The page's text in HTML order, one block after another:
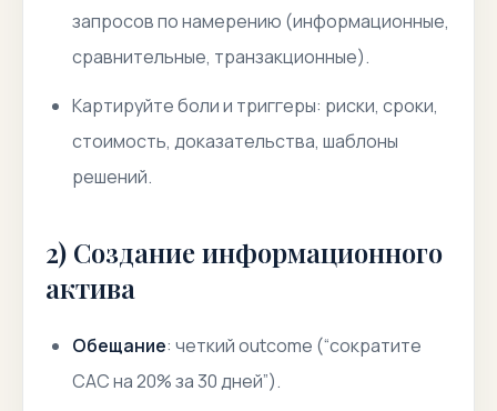
запросов по намерению (информационные,
сравнительные, транзакционные).
Картируйте боли и триггеры: риски, сроки,
стоимость, доказательства, шаблоны
решений.
2) Создание информационного
актива
Обещание: четкий outcome (“сократите
CAC на 20% за 30 дней”).